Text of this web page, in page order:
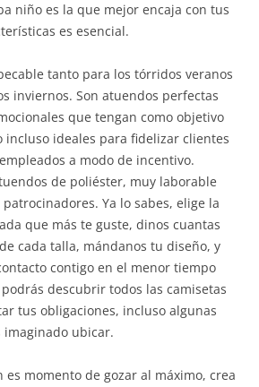
niño es la que mejor encaja con tus
es esencial.
tanto para los tórridos veranos
inviernos. Son atuendos perfectas
que tengan como objetivo
incluso ideales para fidelizar clientes
a modo de incentivo.
de poliéster, muy laborable
Ya lo sabes, elige la
que más te guste, dinos cuantas
cada talla, mándanos tu diseño, y
contigo en el menor tiempo
descubrir todos las camisetas
tus obligaciones, incluso algunas
ubicar.
es momento de gozar al máximo, crea